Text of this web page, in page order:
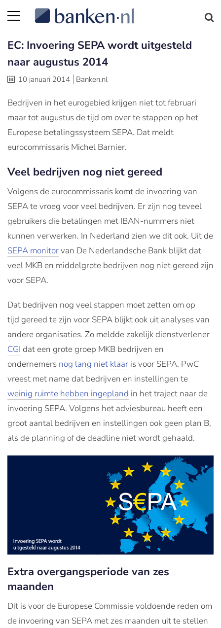
EC: Invoering SEPA wordt uitgesteld
naar augustus 2014
10 januari 2014 Banken.nl
Bedrijven in het eurogebied krijgen niet tot februari
maar tot augustus de tijd om over te stappen op het
Europese betalingssysteem SEPA. Dat meldt
eurocommissaris Michel Barnier.
Veel bedrijven nog niet gereed
Volgens de eurocommissaris komt de invoering van
SEPA te vroeg voor veel bedrijven. Er zijn nog teveel
gebruikers die betalingen met IBAN-nummers niet
kunnen verwerken. In Nederland zien we dit ook. Uit de
SEPA monitorvan De Nederlandsche Bank blijkt dat
veel MKB en middelgrote bedrijven nog niet gereed zijn
voor SEPA.
Dat bedrijven nog veel stappen moet zetten om op
tijd gereed te zijn voor SEPA blijkt ook uit analyses van
andere organisaties. Zo meldde zakelijk dienstverlener
CGI dat een grote groep MKB bedrijven en
ondernemers nog lang niet klaar is voor SEPA. PwC
vreest met name dat bedrijven en instellingen te
weinig ruimte hebben ingepland in het traject naar de
invoering SEPA. Volgens het adviesbureau heeft een
groot aantal bedrijven en instellingen ook geen plan B,
als de planning of de deadline niet wordt gehaald.
Extra overgangsperiode van zes
maanden
Dit is voor de Europese Commissie voldoende reden om
de invoering van SEPA met zes maanden uit te stellen